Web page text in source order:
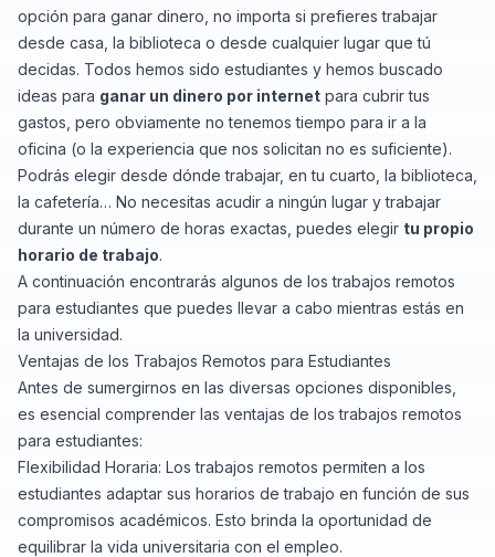
opción para ganar dinero, no importa si prefieres trabajar
desde casa, la biblioteca o desde cualquier lugar que tú
decidas. Todos hemos sido estudiantes y hemos buscado
ideas para ganar un dinero por internet para cubrir tus
gastos, pero obviamente no tenemos tiempo para ir a la
oficina (o la experiencia que nos solicitan no es suficiente).
Podrás elegir desde dónde trabajar, en tu cuarto, la biblioteca,
la cafetería… No necesitas acudir a ningún lugar y trabajar
durante un número de horas exactas, puedes elegir tu propio
horario de trabajo.
A continuación encontrarás algunos de los trabajos remotos
para estudiantes que puedes llevar a cabo mientras estás en
la universidad.
Ventajas de los Trabajos Remotos para Estudiantes
Antes de sumergirnos en las diversas opciones disponibles,
es esencial comprender las ventajas de los trabajos remotos
para estudiantes:
Flexibilidad Horaria: Los trabajos remotos permiten a los
estudiantes adaptar sus horarios de trabajo en función de sus
compromisos académicos. Esto brinda la oportunidad de
equilibrar la vida universitaria con el empleo.